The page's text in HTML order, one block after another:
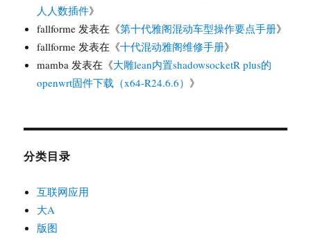
人人数插件》
fallforme 发表在《第十代雅阁混动车型操作要点手册》
fallforme 发表在《十代混动雅阁维修手册》
mamba 发表在《大雕lean内置shadowsocketR plus的
openwrt固件下载（x64-R24.6.6） 》
分类目录
互联网应用
大A
版图